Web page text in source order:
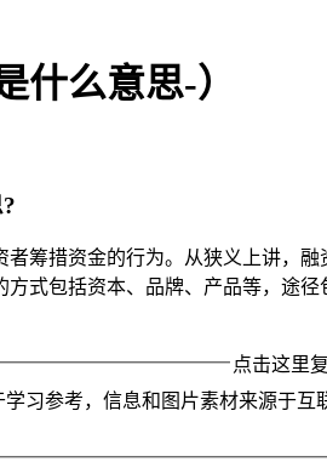
什么意思-）
筹措资金的行为。从狭义上讲，
式包括资本、品牌、产品等，途
点击这里
习参考，信息和图片素材来源于